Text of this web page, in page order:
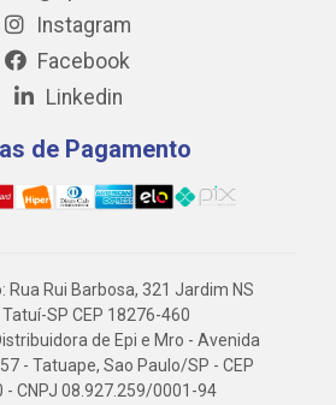
Instagram
Facebook
Linkedin
de Pagamento
Rua Rui Barbosa, 321 Jardim NS
SP CEP 18276-460
de Epi e Mro - Avenida
- Tatuape, Sao Paulo/SP - CEP
- CNPJ 08.927.259/0001-94